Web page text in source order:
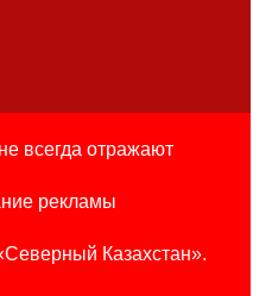
всегда отражают
рекламы
Казахстан».